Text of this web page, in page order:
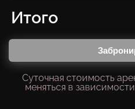
Итого
Суточная стоимость
меняться в